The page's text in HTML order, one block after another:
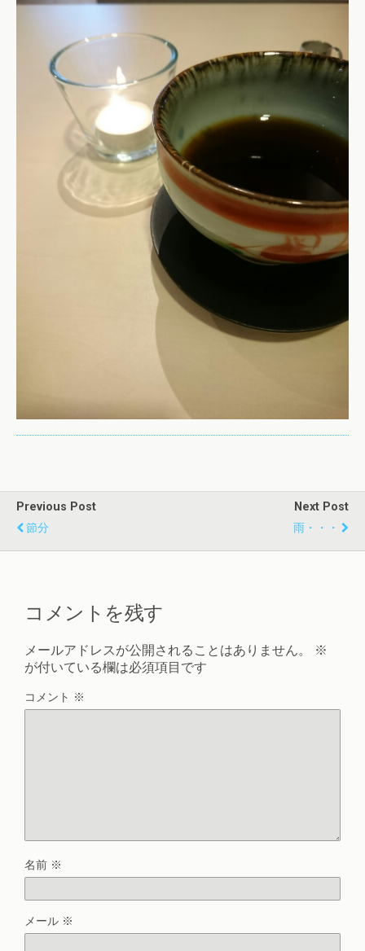
Previous Post
節分
Next Post
雨・・・
コメントを残す
メールアドレスが公開されることはありません。
※
が付いている欄は必須項目です
コメント ※
名前 ※
メール ※